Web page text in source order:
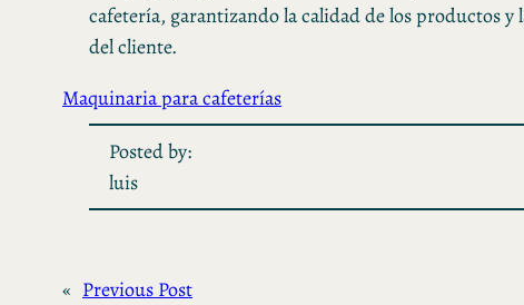
cafetería, garantizando la calidad de los productos y
del cliente.
Maquinaria para cafeterías
Posted by:
luis
« Previous Post